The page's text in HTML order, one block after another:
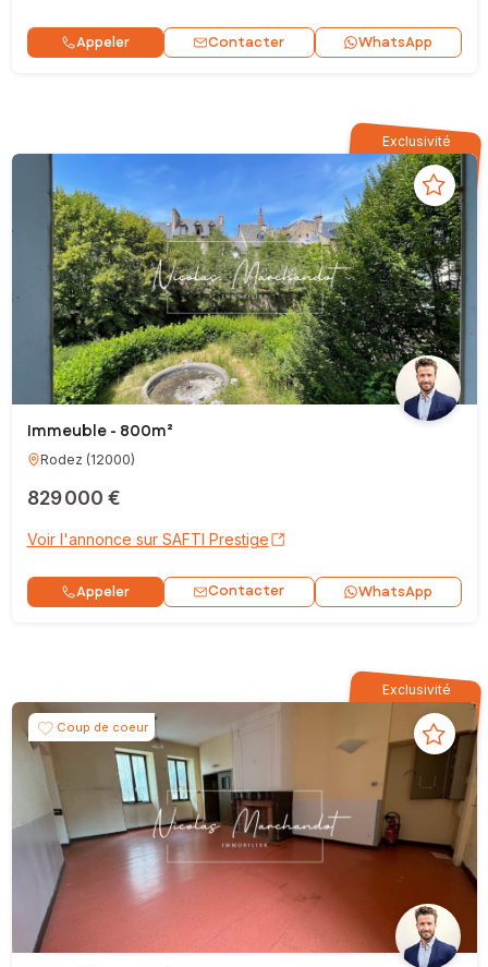
Appeler Contacter WhatsApp
Exclusivité
Immeuble - 800m²
Rodez (12000)
829 000 €
Voir l'annonce sur SAFTI Prestige
Appeler Contacter WhatsApp
Exclusivité
Coup de coeur